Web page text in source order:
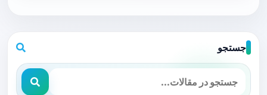
جستجو